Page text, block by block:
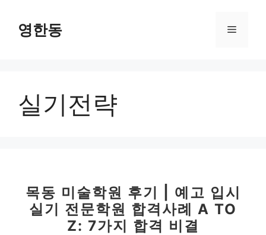
영한동 메
실기전략
목동 미술학원 후기 | 예고 입시
실기 전문학원 합격사례 A TO
Z: 7가지 합격 비결